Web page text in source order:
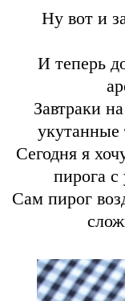
Ну вот и
И теперь
Завтраки
Сегодня я
пирога
Сам пирог